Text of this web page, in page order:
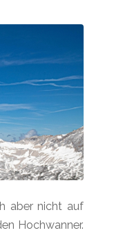
aber nicht auf
Hochwanner.